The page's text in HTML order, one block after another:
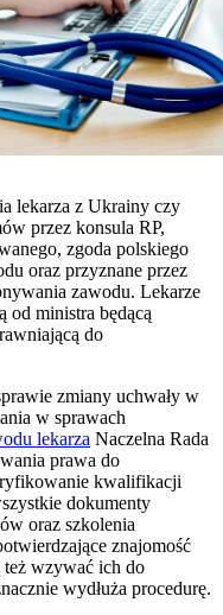
lekarza z Ukrainy czy
przez konsula RP,
zgoda polskiego
oraz przyznane przez
zawodu. Lekarze
od ministra będącą
do
zmiany uchwały w
w sprawach
lekarza Naczelna Rada
prawa do
kwalifikacji
dokumenty
oraz szkolenia
znajomość
wzywać ich do
wydłuża procedurę.